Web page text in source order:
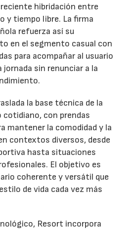
hibridación entre
y tiempo libre. La firma
refuerza así su
en el segmento casual con
para acompañar al usuario
sin renunciar a la
la base técnica de la
cotidiano, con prendas
mantener la comodidad y la
contextos diversos, desde
hasta situaciones
El objetivo es
coherente y versátil que
de vida cada vez más
Resort incorpora